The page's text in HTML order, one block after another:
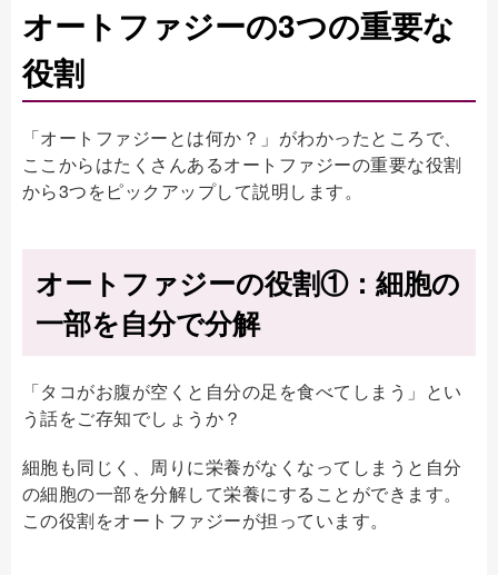
オートファジーの3つの重要な
役割
「オートファジーとは何か？」がわかったところで、
ここからはたくさんあるオートファジーの重要な役割
から3つをピックアップして説明します。
オートファジーの役割①：細胞の
一部を自分で分解
「タコがお腹が空くと自分の足を食べてしまう」とい
う話をご存知でしょうか？
細胞も同じく、周りに栄養がなくなってしまうと自分
の細胞の一部を分解して栄養にすることができます。
この役割をオートファジーが担っています。